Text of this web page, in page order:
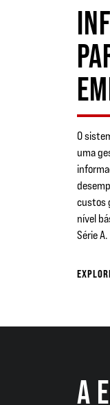
O
uma
custos
nível
Série A.
A